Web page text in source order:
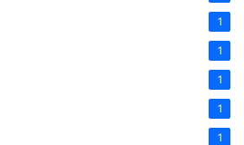
1
1
1
1
1